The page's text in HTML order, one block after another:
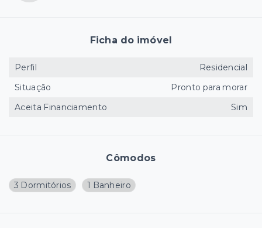
Cômodos
3 Dormitórios 1 Banheiro
Ficha do imóvel
Perfil
Residencial
Situação
Pronto para morar
Aceita Financiamento
Sim